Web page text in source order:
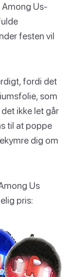
Us-
festen vil
fordi det
som
ikke let går
til at poppe
dig om
Us
pris: